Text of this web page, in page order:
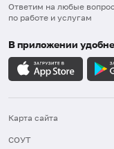
Ответим на любые
по работе и услугам
В приложении
Карта сайта
СОУТ